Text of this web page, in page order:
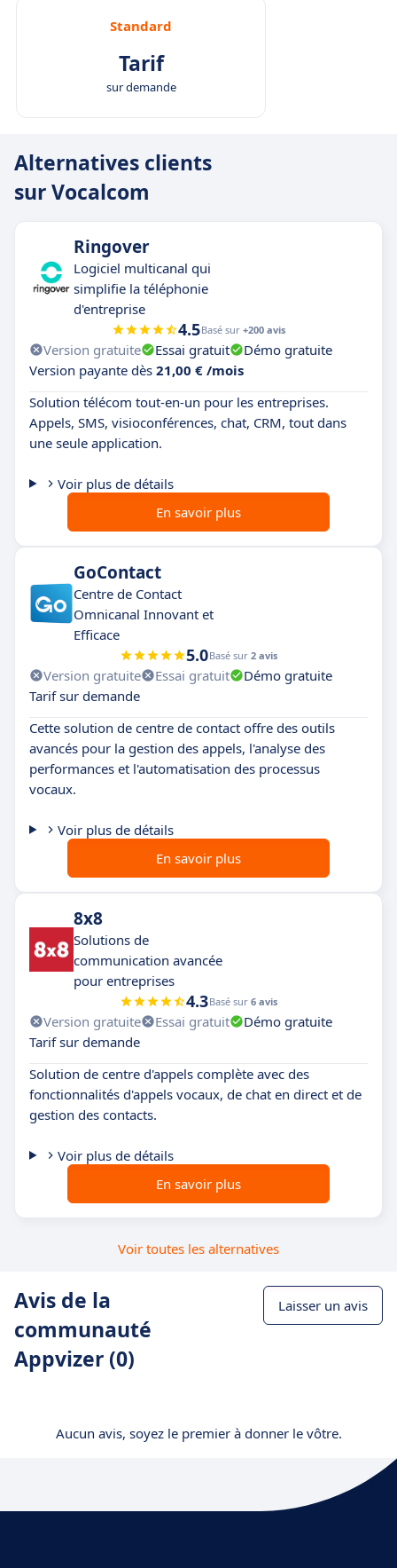
Standard
Tarif
sur demande
Alternatives clients
sur Vocalcom
Ringover
Logiciel multicanal qui
simplifie la téléphonie
d'entreprise
4.5Basé sur +200 avis
Version gratuite Essai gratuit
Démo gratuite
Version payante dès 21,00 € /mois
Solution télécom tout-en-un pour les entreprises.
Appels, SMS, visioconférences, chat, CRM, tout dans
une seule application.
Voir plus de détails
En savoir plus
GoContact
Centre de Contact
Omnicanal Innovant et
Efficace
5.0Basé sur 2 avis
Version gratuite Essai gratuit
Démo gratuite
Tarif sur demande
Cette solution de centre de contact offre des outils
avancés pour la gestion des appels, l'analyse des
performances et l'automatisation des processus
vocaux.
Voir plus de détails
En savoir plus
8x8
Solutions de
communication avancée
pour entreprises
4.3Basé sur 6 avis
Version gratuite Essai gratuit
Démo gratuite
Tarif sur demande
Solution de centre d'appels complète avec des
fonctionnalités d'appels vocaux, de chat en direct et de
gestion des contacts.
Voir plus de détails
En savoir plus
Voir toutes les alternatives
Avis de la
communauté
Appvizer (0)
Laisser un avis
Aucun avis, soyez le premier à donner le vôtre.